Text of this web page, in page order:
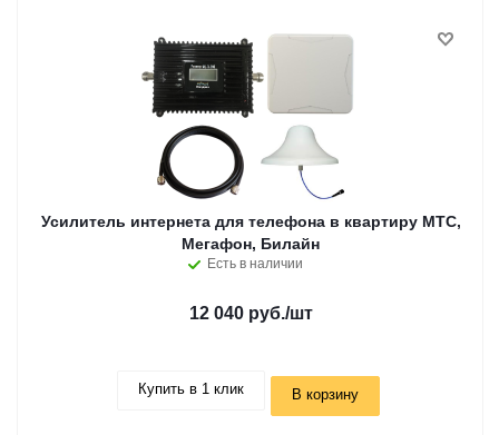
Усилитель интернета для телефона в квартиру МТС,
Мегафон, Билайн
Есть в наличии
12 040 руб./шт
Купить в 1 клик В корзину